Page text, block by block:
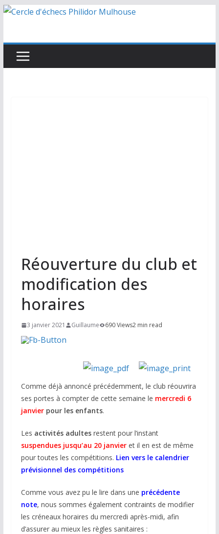
Passer
Réouverture du club et
modification des
horaires
3 janvier 2021 Guillaume 690 Views2 min read
Comme déjà annoncé précédemment, le club réouvrira
ses portes à compter de cette semaine le mercredi 6
janvierpour les enfants.
Les activités adultesrestent pour l’instant
suspendues jusqu’au 20 janvieret il en est de même
pour toutes les compétitions. Lien vers le calendrier
prévisionnel des compétitions
Comme vous avez pu le lire dans une précédente
note, nous sommes également contraints de modifier
les créneaux horaires du mercredi après-midi, afin
d’assurer au mieux les règles sanitaires :